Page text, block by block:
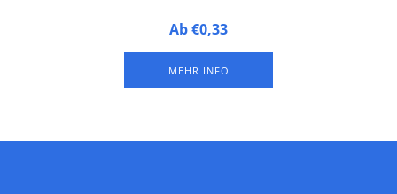
Hosenträgerclip aus Metall mit einer Lasche aus Kunststoff
Ab €0,33
MEHR INFO